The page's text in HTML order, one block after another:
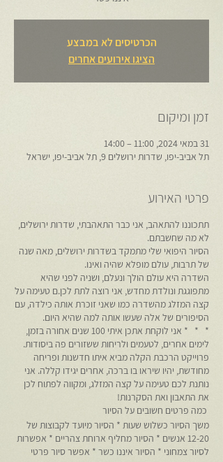
הכרטיסים לא במבצע
הציגו אירועים אחרים
זמן ומיקום
31 במאי 2024, 11:00 – 14:00
תל אביב-יפו, שדרות ירושלים 9, תל אביב-יפו, ישראל
פרטי האירוע
תתכוננו להתאהב, אני כבר התאהבתי, שדרות ירושלים,
לא מה שחשבתם.
הסיור היפואי שלי מתמקד בשדרות ירושלים, מאה שנה
של תרבות, עולם מופלא שהיה ואינו.
השדרה היא עולם הולך ונעלם, ושניה לפני שהיא
מתפוגגת ונולדת מחדש, אני רוצה לתת לכן.ם טעימה על
קצה המזלג מהשדרה כמו שאני זוכרת אותה כילדה, עם
הסיפורים של אלה שעשו אותה למה שהיא היום.
* * * אני לוקחת אתכן איתי 100 שנים אחורה בזמן,
לימים אחרים, לטעמים ולריחות ששזורים פה ביסודות.
פרוייקט הרכבת הקלה מביא איתו חדשנות ופריחה
מחודשת, יהיו שיראו בו ברכה, אחרים יגידו קללה. אני
נותנת לכם טעימה על קצה המזלג, ומקווה לפתוח לכן
את התאבון ואת הסקרנות!
כמה פרטים חשובים על הסיור
משך הסיור כשלוש שעות * הסיור מיועד לקבוצות של
12-20 אנשים * הסיור מחליף ארוחת צהריים * אפשרות
לסיור צמחוני * הסיור איננו כשר * אפשר סיור פרטי